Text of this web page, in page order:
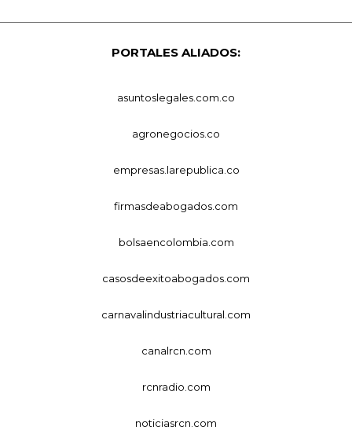
PORTALES ALIADOS:
asuntoslegales.com.co
agronegocios.co
empresas.larepublica.co
firmasdeabogados.com
bolsaencolombia.com
casosdeexitoabogados.com
carnavalindustriacultural.com
canalrcn.com
rcnradio.com
noticiasrcn.com